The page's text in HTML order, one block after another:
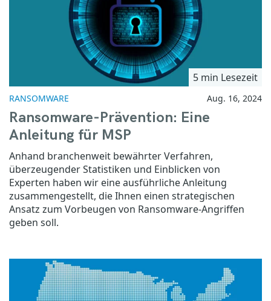
5 min Lesezeit
Aug. 16, 2024
RANSOMWARE
Ransomware-Prävention: Eine
Anleitung für MSP
Anhand branchenweit bewährter Verfahren,
überzeugender Statistiken und Einblicken von
Experten haben wir eine ausführliche Anleitung
zusammengestellt, die Ihnen einen strategischen
Ansatz zum Vorbeugen von Ransomware-Angriffen
geben soll.